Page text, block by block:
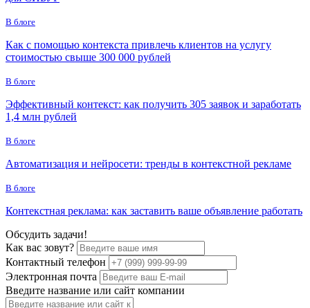
В блоге
Как с помощью контекста привлечь клиентов на услугу
стоимостью свыше 300 000 рублей
В блоге
Эффективный контекст: как получить 305 заявок и заработать
1,4 млн рублей
В блоге
Автоматизация и нейросети: тренды в контекстной рекламе
В блоге
Контекстная реклама: как заставить ваше объявление работать
Обсудить задачи!
Как вас зовут?
Контактный телефон
Электронная почта
Введите название или сайт компании